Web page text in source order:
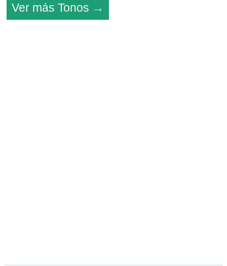
Ver más Tonos →